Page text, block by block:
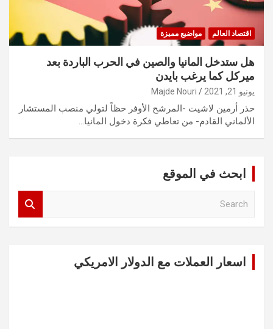
اقتصاد العالم مواضيع مميزة
هل ستدخل المانيا والصين في الحرب الباردة بعد
ميركل كما يرغب بايدن
يونيو 21, 2021 Majde Nouri
حذر أرمين لاشيت -المرشح الأوفر حظاً لتولي منصب المستشار
الألماني القادم- من تعاطي فكرة دخول المانيا…
ابحث في الموقع
اسعار العملات مع الدولار الامريكي